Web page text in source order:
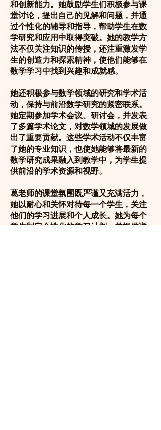
和创新能力。她鼓励学生们积极参与课
堂讨论，提出自己的见解和问题，并通
过个性化的辅导和指导，帮助学生在数
学研究和应用中取得突破。她的教学方
法不仅关注知识的传授，还注重激发学
生的创造力和探索精神，使他们能够在
数学学习中找到兴趣和成就感。
她还积极参与数学领域的研究和学术活
动，保持与前沿数学研究的紧密联系。
她定期参加学术会议、研讨会，并发表
了多篇学术论文，对数学领域的发展做
出了重要贡献。这些学术活动不仅丰富
了她的专业知识，也使她能够将最新的
数学研究成果融入到教学中，为学生提
供前沿的学术资源和视野。
葛老师的课堂氛围既严谨又充满活力，
她以耐心和关怀对待每一个学生，关注
他们的学习进展和个人成长。她为每个
学生制定个性化的学习计划，并提供详